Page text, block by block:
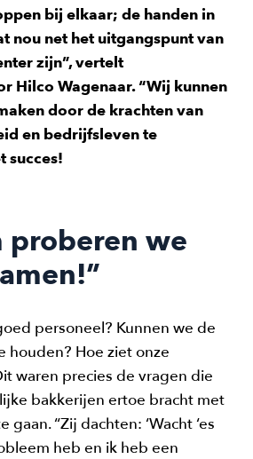
bij elkaar; de handen in
nou net het uitgangspunt van
zijn”, vertelt
Hilco Wagenaar. “Wij kunnen
door de krachten van
en bedrijfsleven te
succes!
proberen we
personeel? Kunnen we de
houden? Hoe ziet onze
waren precies de vragen die
bakkerijen ertoe bracht met
“Zij dachten: ‘Wacht ‘es
heb en ik heb een